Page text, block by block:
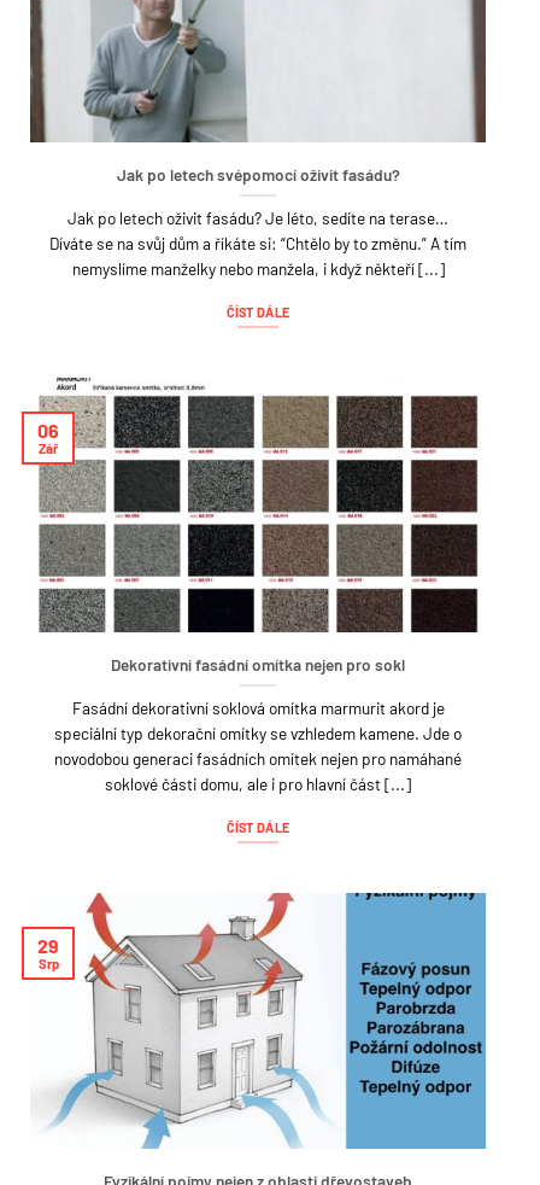
Jak po letech svépomocí oživit fasádu?
Jak po letech oživit fasádu? Je léto, sedíte na terase…
Díváte se na svůj dům a říkáte si: “Chtělo by to změnu.” A tím
nemyslíme manželky nebo manžela, i když někteří [...]
ČÍST DÁLE
Dekorativní fasádní omítka nejen pro sokl
Fasádní dekorativní soklová omítka marmurit akord je
speciální typ dekorační omítky se vzhledem kamene. Jde o
novodobou generaci fasádních omítek nejen pro namáhané
soklové části domu, ale i pro hlavní část [...]
ČÍST DÁLE
06
Zář
Fyzikální pojmy nejen z oblasti dřevostaveb
29
Srp